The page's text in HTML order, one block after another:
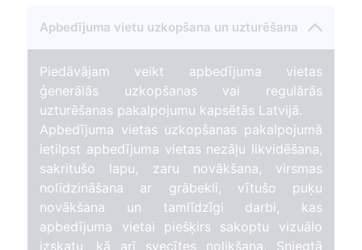
2
Apbedījuma vietu uzkopšana un uzturēšana
Piedāvājam veikt apbedījuma vietas
ģenerālās uzkopšanas vai regulārās
uzturēšanas pakalpojumu kapsētās Latvijā.
Apbedījuma vietas uzkopšanas pakalpojumā
ietilpst apbedījuma vietas nezāļu likvidēšana,
sakritušo lapu, zaru novākšana, virsmas
nolīdzināšana ar grābekli, vītušo puķu
novākšana un tamlīdzīgi darbi, kas
apbedījuma vietai piešķirs sakoptu vizuālo
izskatu, kā arī svecītes nolikšana. Sniegtā